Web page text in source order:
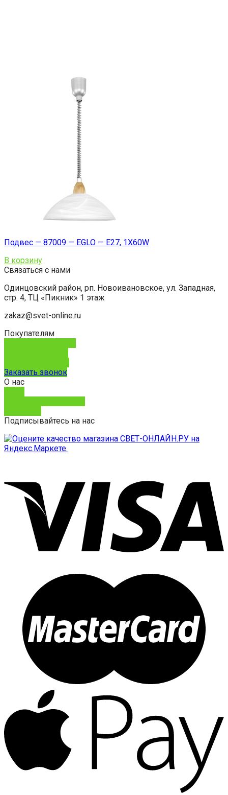
Подвес — 87009 — EGLO — E27, 1X60W
В корзину
Связаться с нами
Одинцовский район, рп. Новоивановское, ул. Западная,
стр. 4, ТЦ «Пикник» 1 этаж
zakaz@svet-online.ru
Покупателям
Заказать звонок
О нас
Подписывайтесь на нас